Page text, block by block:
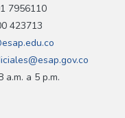
7956110
423713
a 5 p.m.